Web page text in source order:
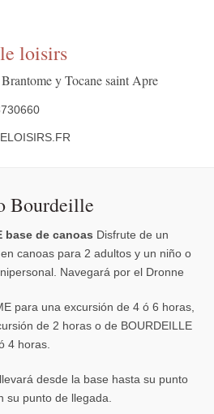
loisirs
y Tocane saint Apre
Bourdeille
base de canoas Disfrute de un
canoas para 2 adultos y un niño o
Navegará por el Dronne
para una excursión de 4 ó 6 horas,
de 2 horas o de BOURDEILLE
4 horas.
desde la base hasta su punto
su punto de llegada.